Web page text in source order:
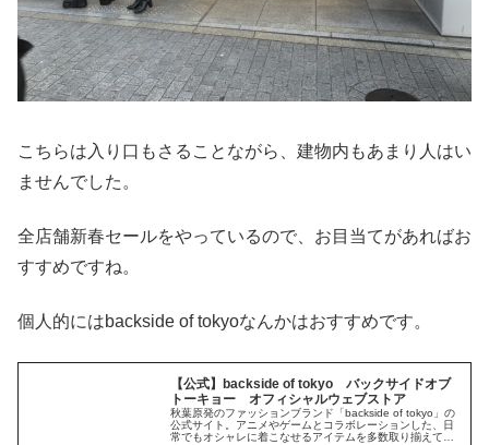
こちらは入り口もさることながら、建物内もあまり人はい
ませんでした。
全店舗新春セールをやっているので、お目当てがあればお
すすめですね。
個人的にはbackside of tokyoなんかはおすすめです。
【公式】backside of tokyo バックサイドオブ
トーキョー オフィシャルウェブストア
秋葉原発のファッションブランド「backside of tokyo」の
公式サイト。アニメやゲームとコラボレーションした、日
常でもオシャレに着こなせるアイテムを多数取り揃えてい